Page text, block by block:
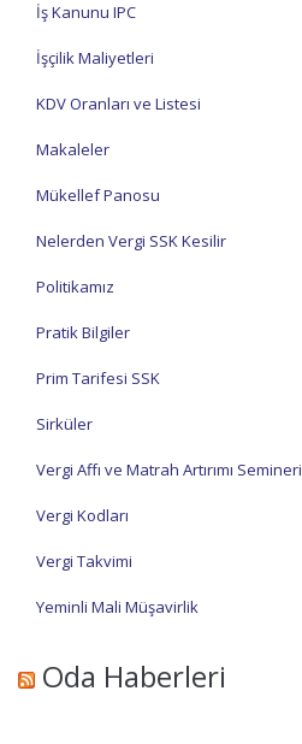
İş Kanunu IPC
İşçilik Maliyetleri
KDV Oranları ve Listesi
Makaleler
Mükellef Panosu
Nelerden Vergi SSK Kesilir
Politikamız
Pratik Bilgiler
Prim Tarifesi SSK
Sirküler
Vergi Affı ve Matrah Artırımı Semineri
Vergi Kodları
Vergi Takvimi
Yeminli Mali Müşavirlik
Oda Haberleri